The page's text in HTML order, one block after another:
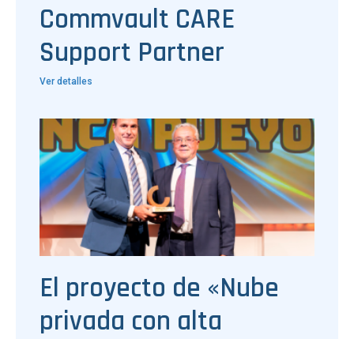
Commvault CARE
Support Partner
Ver detalles
El proyecto de «Nube
privada con alta